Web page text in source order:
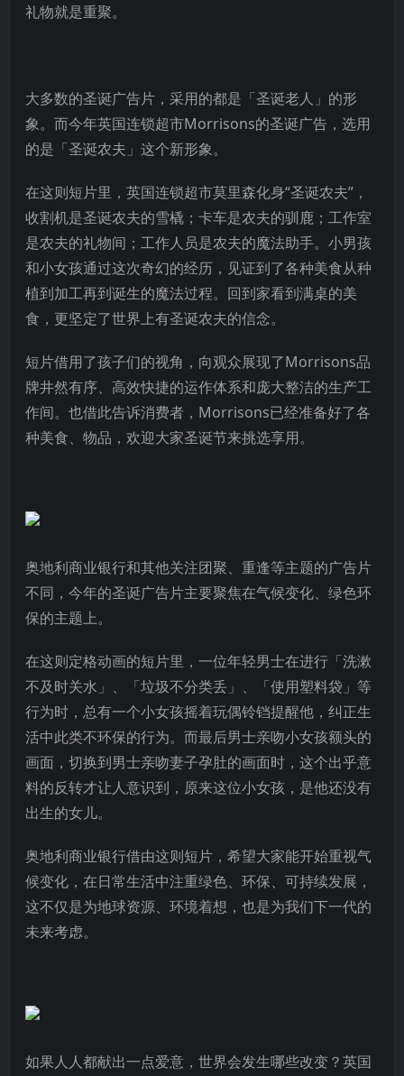
礼物就是重聚。
大多数的圣诞广告片，采用的都是「圣诞老人」的形
象。而今年英国连锁超市Morrisons的圣诞广告，选用
的是「圣诞农夫」这个新形象。
在这则短片里，英国连锁超市莫里森化身“圣诞农夫”，
收割机是圣诞农夫的雪橇；卡车是农夫的驯鹿；工作室
是农夫的礼物间；工作人员是农夫的魔法助手。小男孩
和小女孩通过这次奇幻的经历，见证到了各种美食从种
植到加工再到诞生的魔法过程。回到家看到满桌的美
食，更坚定了世界上有圣诞农夫的信念。
短片借用了孩子们的视角，向观众展现了Morrisons品
牌井然有序、高效快捷的运作体系和庞大整洁的生产工
作间。也借此告诉消费者，Morrisons已经准备好了各
种美食、物品，欢迎大家圣诞节来挑选享用。
奥地利商业银行和其他关注团聚、重逢等主题的广告片
不同，今年的圣诞广告片主要聚焦在气候变化、绿色环
保的主题上。
在这则定格动画的短片里，一位年轻男士在进行「洗漱
不及时关水」、「垃圾不分类丢」、「使用塑料袋」等
行为时，总有一个小女孩摇着玩偶铃铛提醒他，纠正生
活中此类不环保的行为。而最后男士亲吻小女孩额头的
画面，切换到男士亲吻妻子孕肚的画面时，这个出乎意
料的反转才让人意识到，原来这位小女孩，是他还没有
出生的女儿。
奥地利商业银行借由这则短片，希望大家能开始重视气
候变化，在日常生活中注重绿色、环保、可持续发展，
这不仅是为地球资源、环境着想，也是为我们下一代的
未来考虑。
如果人人都献出一点爱意，世界会发生哪些改变？英国